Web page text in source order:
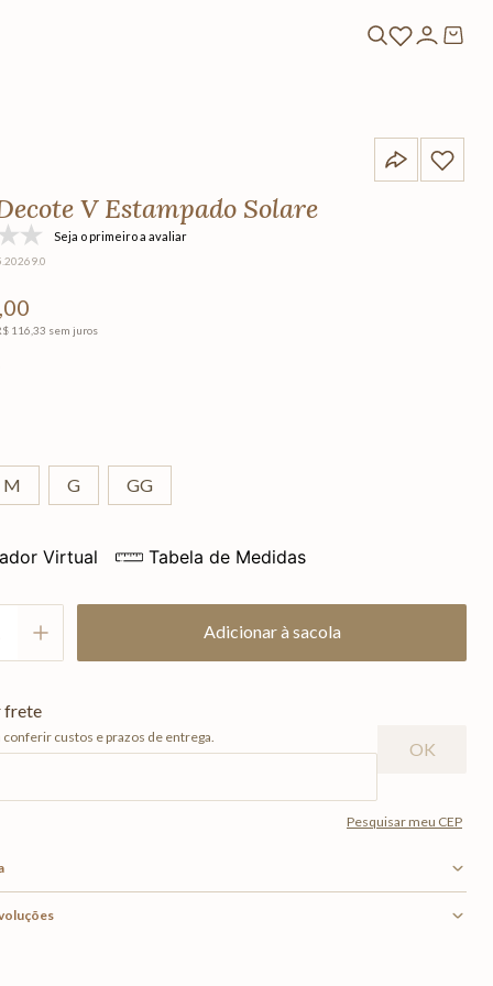
V Estampado Solare
Seja o primeiro a avaliar
,00
116 ,33 sem juros
M G GG
Virtual Tabela de Medidas
Adicionar à sacola